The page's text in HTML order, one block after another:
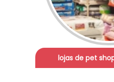
lojas de pet